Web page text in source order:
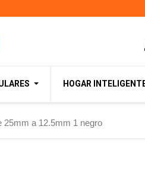
HOGAR
25mm a 12.5mm 1 negro